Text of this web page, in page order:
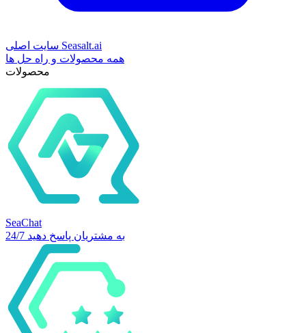
سایت اصلی Seasalt.ai
همه محصولات و راه حل ها
محصولات
SeaChat
24/7 به مشتریان پاسخ دهید